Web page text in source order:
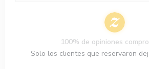
100% de opiniones
Solo los clientes que reservaron